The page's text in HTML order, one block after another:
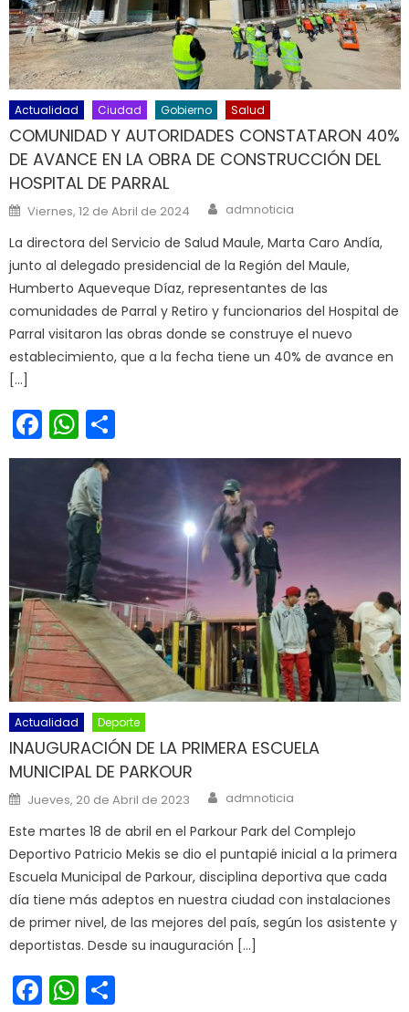
Actualidad Ciudad Gobierno Salud
COMUNIDAD Y AUTORIDADES CONSTATARON 40%
DE AVANCE EN LA OBRA DE CONSTRUCCIÓN DEL
HOSPITAL DE PARRAL
Posted on
Viernes, 12 de Abril de 2024 Author
admnoticia
La directora del Servicio de Salud Maule, Marta Caro Andía,
junto al delegado presidencial de la Región del Maule,
Humberto Aqueveque Díaz, representantes de las
comunidades de Parral y Retiro y funcionarios del Hospital de
Parral visitaron las obras donde se construye el nuevo
establecimiento, que a la fecha tiene un 40% de avance en
[…]
Facebook
WhatsApp
Actualidad Deporte
INAUGURACIÓN DE LA PRIMERA ESCUELA
MUNICIPAL DE PARKOUR
Posted on
Jueves, 20 de Abril de 2023 Author
admnoticia
Este martes 18 de abril en el Parkour Park del Complejo
Deportivo Patricio Mekis se dio el puntapié inicial a la primera
Escuela Municipal de Parkour, disciplina deportiva que cada
día tiene más adeptos en nuestra ciudad con instalaciones
de primer nivel, de las mejores del país, según los asistente y
deportistas. Desde su inauguración […]
Facebook
WhatsApp